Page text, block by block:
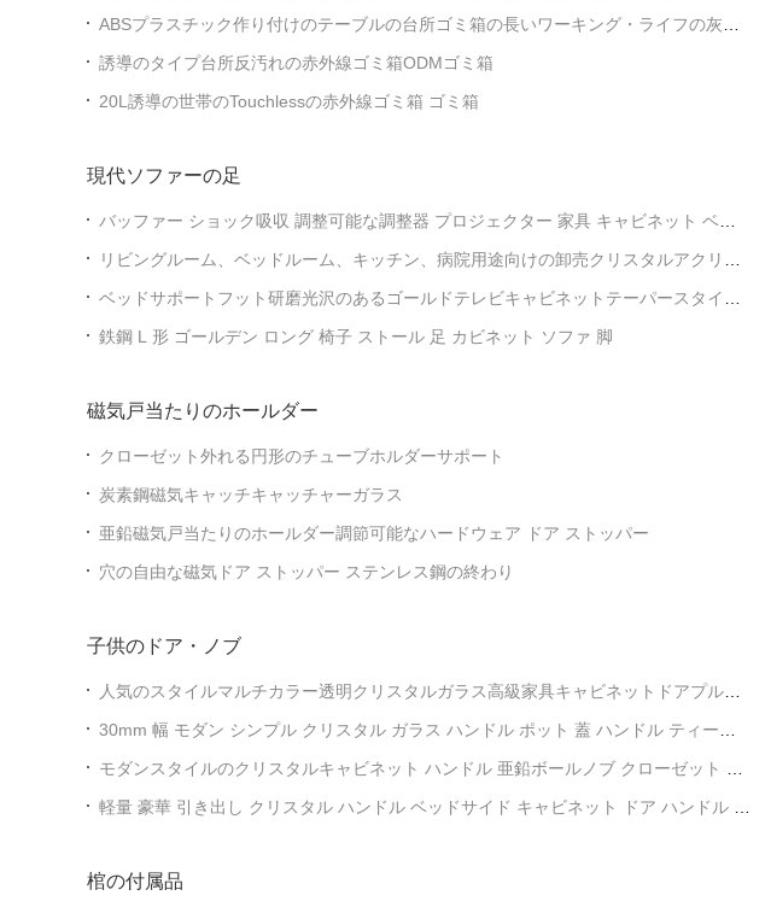
ABSプラスチック作り付けのテーブルの台所ゴミ箱の長いワーキング・ライフの灰色
青色
誘導のタイプ台所反汚れの赤外線ゴミ箱ODMゴミ箱
20L誘導の世帯のTouchlessの赤外線ゴミ箱 ゴミ箱
現代ソファーの足
バッファー ショック吸収 調整可能な調整器 プロジェクター 家具 キャビネット ベッ
リビングルーム、ベッドルーム、キッチン、病院用途向けの卸売クリスタルアクリル
家具脚、テーブル、ベッド脚、ソファチェア脚
ベッドサポートフット研磨光沢のあるゴールドテレビキャビネットテーパースタイル
アイアンソファ家具用メタルレッグ
鉄鋼 L 形 ゴールデン ロング 椅子 ストール 足 カビネット ソファ 脚
磁気戸当たりのホールダー
クローゼット外れる円形のチューブホルダーサポート
炭素鋼磁気キャッチキャッチャーガラス
亜鉛磁気戸当たりのホールダー調節可能なハードウェア ドア ストッパー
穴の自由な磁気ドア ストッパー ステンレス鋼の終わり
子供のドア・ノブ
人気のスタイルマルチカラー透明クリスタルガラス高級家具キャビネットドアプルラ
ウンドダイヤモンド引き出しノブ
30mm 幅 モダン シンプル クリスタル ガラス ハンドル ポット 蓋 ハンドル ティーポ
モダンスタイルのクリスタルキャビネット ハンドル 亜鉛ボールノブ クローゼット ド
ラワー キッチン&浴室 ドレッサー 装飾クリスタル
軽量 豪華 引き出し クリスタル ハンドル ベッドサイド キャビネット ドア ハンドル ク
棺の付属品